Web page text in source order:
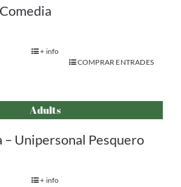
+ info
COMPRAR ENTRADES
Adults
– Unipersonal Pesquero
+ info